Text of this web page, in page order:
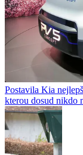
Postavila Kia
kterou dosud nikdo